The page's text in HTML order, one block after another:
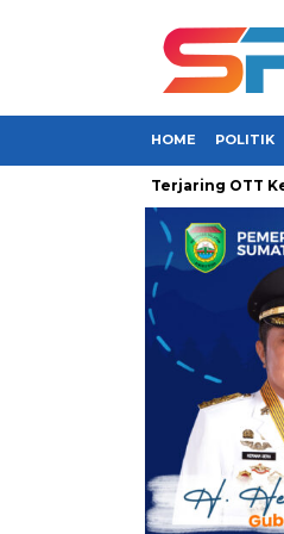
HOME POLITIK
Terjaring OTT Kejati